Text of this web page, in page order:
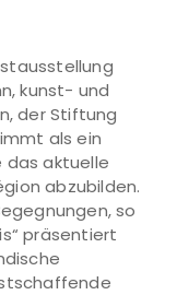
kunst- und
der Stiftung
als ein
das aktuelle
abzubilden.
so
präsentiert